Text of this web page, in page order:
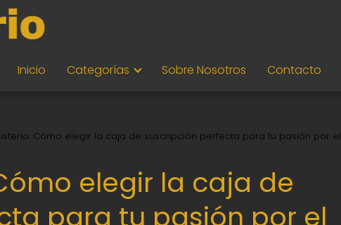
Inicio Categorías Sobre Nosotros Contacto
Cómo elegir la caja de suscripción perfecta para tu pasión por el
elegir la caja de
para tu pasión por el